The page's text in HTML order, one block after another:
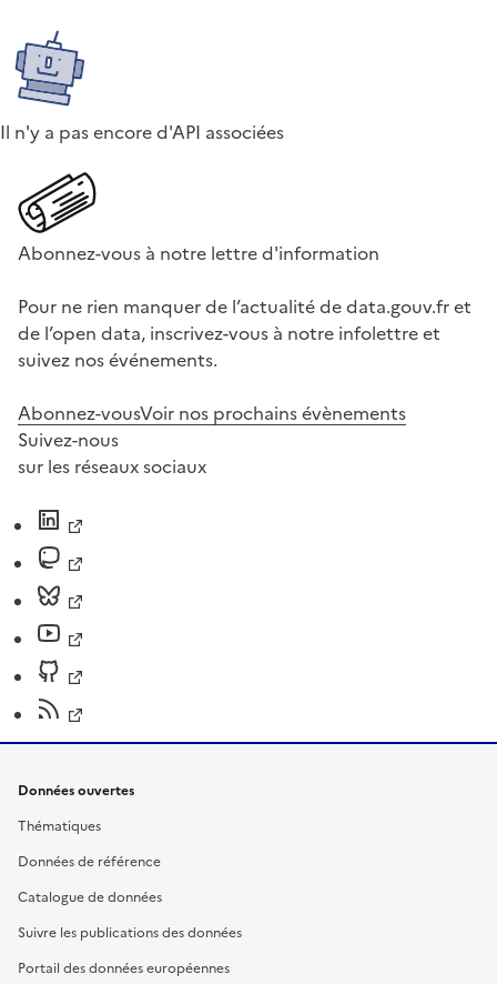
Il n'y a pas encore d'API associées
Abonnez-vous à notre lettre d'information
Pour ne rien manquer de l’actualité de data.gouv.fr et
de l’open data, inscrivez-vous à notre infolettre et
suivez nos événements.
Abonnez-vousVoir nos prochains évènements
Suivez-nous
sur les réseaux sociaux
Données ouvertes
Thématiques
Données de référence
Catalogue de données
Suivre les publications des données
Portail des données européennes